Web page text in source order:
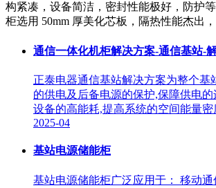
构紧凑，设备简洁，密封性能极好，防护
柜选用 50mm 厚美化芯板，隔热性能杰出
通信一体化机柜解决方案-通信基站-
正泰电器通信基站解决方案为整个基
的供电及后备电源的保护,保障供电
设备的高能耗,提高系统的空间能量密
2025-04
基站电源储能柜
基站电源储能柜广泛应用于： 移动